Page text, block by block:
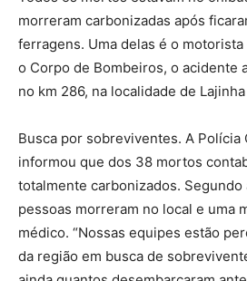
morreram carbonizadas após
ferragens. Uma delas é o
o Corpo de Bombeiros, o acidente
no km 286, na localidade de
Busca por sobreviventes. A Polícia
informou que dos 38 mortos
totalmente carbonizados. Segundo
pessoas morreram no local e uma
médico. “Nossas equipes estão
da região em busca de